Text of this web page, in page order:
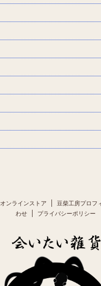
オンラインストア 豆柴工房プロフ
わせ
プライバシーポリシー